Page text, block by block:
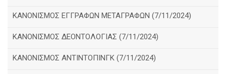
ΚΑΝΟΝΙΣΜΟΣ ΕΓΓΡΑΦΩΝ ΜΕΤΑΓΡΑΦΩΝ (7/11/2024)
ΚΑΝΟΝΙΣΜΟΣ ΔΕΟΝΤΟΛΟΓΙΑΣ (7/11/2024)
ΚΑΝΟΝΙΣΜΟΣ ΑΝΤΙΝΤΟΠΙΝΓΚ (7/11/2024)